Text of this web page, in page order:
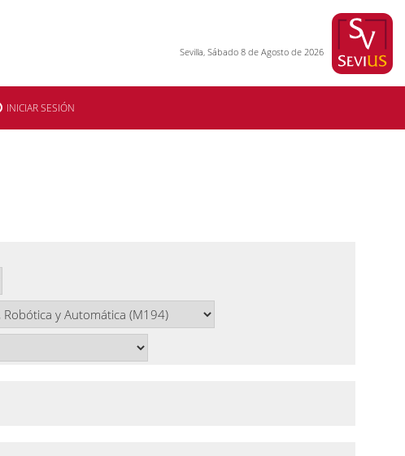
Sevilla, Sábado 8 de Agosto de 2026
INICIAR SESIÓN